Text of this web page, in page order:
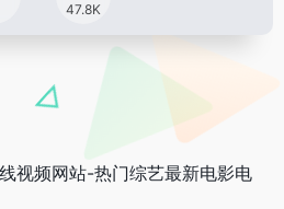
47.8K
视频网站-热门综艺最新电影电